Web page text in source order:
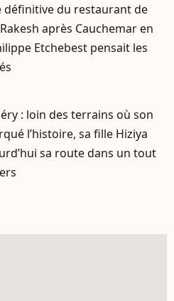
définitive du restaurant de
après Cauchemar en
Etchebest pensait les
: loin des terrains où son
l’histoire, sa fille Hiziya
sa route dans un tout